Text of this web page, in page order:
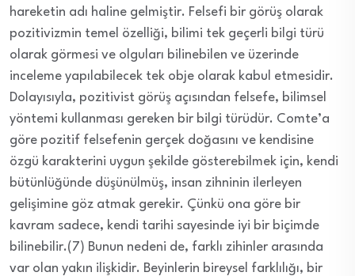
hareketin adı haline gelmiştir. Felsefi bir görüş olarak
pozitivizmin temel özelliği, bilimi tek geçerli bilgi türü
olarak görmesi ve olguları bilinebilen ve üzerinde
inceleme yapılabilecek tek obje olarak kabul etmesidir.
Dolayısıyla, pozitivist görüş açısından felsefe, bilimsel
yöntemi kullanması gereken bir bilgi türüdür. Comte’a
göre pozitif felsefenin gerçek doğasını ve kendisine
özgü karakterini uygun şekilde gösterebilmek için, kendi
bütünlüğünde düşünülmüş, insan zihninin ilerleyen
gelişimine göz atmak gerekir. Çünkü ona göre bir
kavram sadece, kendi tarihi sayesinde iyi bir biçimde
bilinebilir.(7) Bunun nedeni de, farklı zihinler arasında
var olan yakın ilişkidir. Beyinlerin bireysel farklılığı, bir